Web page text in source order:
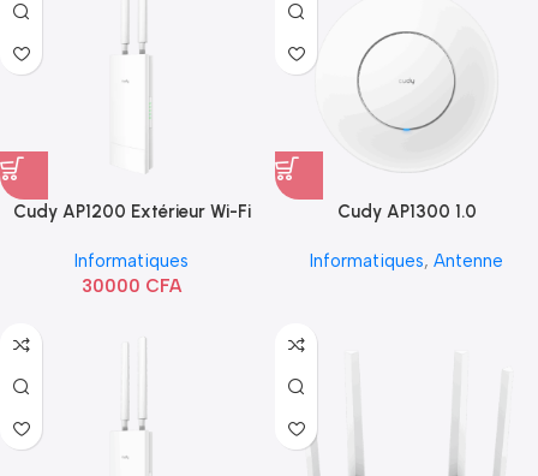
Cudy AP1200 Extérieur Wi-Fi
Informatiques
30000 CFA
Cudy AP1300 1.0
Informatiques, Antenne